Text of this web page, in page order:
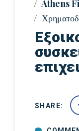
Athens
SHARE: